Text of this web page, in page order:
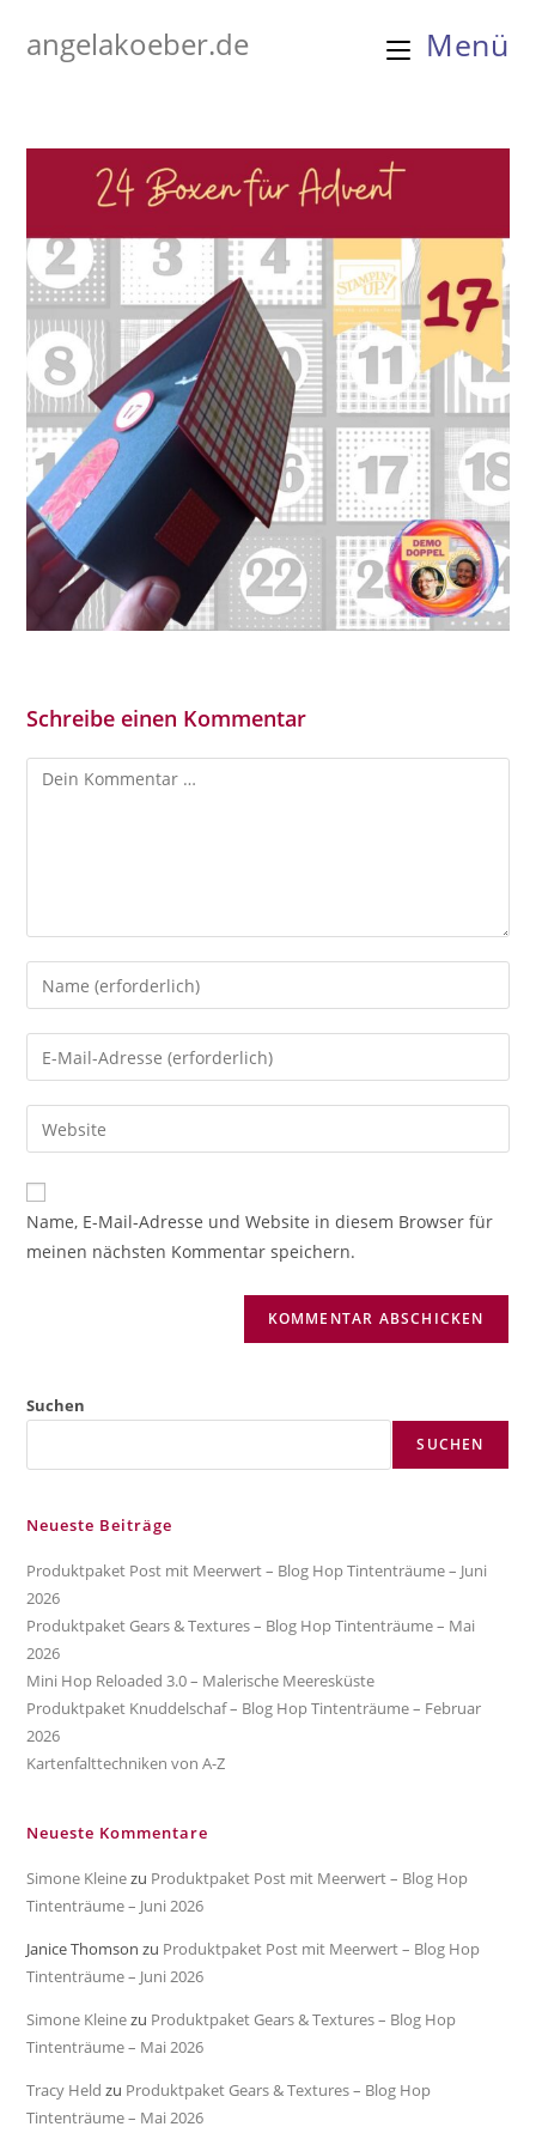
Inhaltangelakoeber.de Menü
Schreibe einen Kommentar
Kommentar
Gib
deinen
Namen
oder
zum
Kommentieren
ein
Gib
deine
E-
Mail-
zum
Kommentieren
ein
Gib
deine
Website-
URL
Name, E-Mail-Adresse und Website in diesem Browser für
meinen nächsten Kommentar speichern.
Suchen
SUCHEN
Neueste Beiträge
Produktpaket Post mit Meerwert – Blog Hop Tintenträume – Juni
2026
Produktpaket Gears & Textures – Blog Hop Tintenträume – Mai
2026
Mini Hop Reloaded 3.0 – Malerische Meeresküste
Produktpaket Knuddelschaf – Blog Hop Tintenträume – Februar
2026
Kartenfalttechniken von A-Z
Neueste Kommentare
Simone Kleinezu Produktpaket Post mit Meerwert – Blog Hop
Tintenträume – Juni 2026
Janice Thomson zu Produktpaket Post mit Meerwert – Blog Hop
Tintenträume – Juni 2026
Simone Kleinezu Produktpaket Gears & Textures – Blog Hop
Tintenträume – Mai 2026
Tracy Held zu Produktpaket Gears & Textures – Blog Hop
Tintenträume – Mai 2026